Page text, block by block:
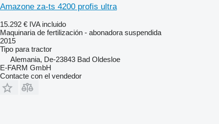
Amazone za-ts 4200 profis ultra
15.292 € IVA incluido
Maquinaria de fertilización - abonadora suspendida
2015
Tipo para tractor
Alemania, De-23843 Bad Oldesloe
E-FARM GmbH
Contacte con el vendedor